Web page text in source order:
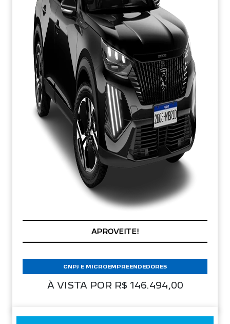
APROVEITE!
À VISTA POR R$ 146.494,00
CNPJ E MICROEMPREENDEDORES